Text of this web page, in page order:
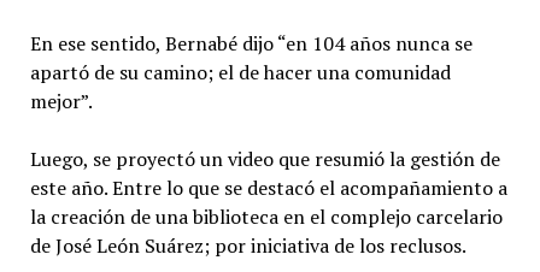
En ese sentido, Bernabé dijo “en 104 años nunca se
apartó de su camino; el de hacer una comunidad
mejor”.
Luego, se proyectó un video que resumió la gestión de
este año. Entre lo que se destacó el acompañamiento a
la creación de una biblioteca en el complejo carcelario
de José León Suárez; por iniciativa de los reclusos.